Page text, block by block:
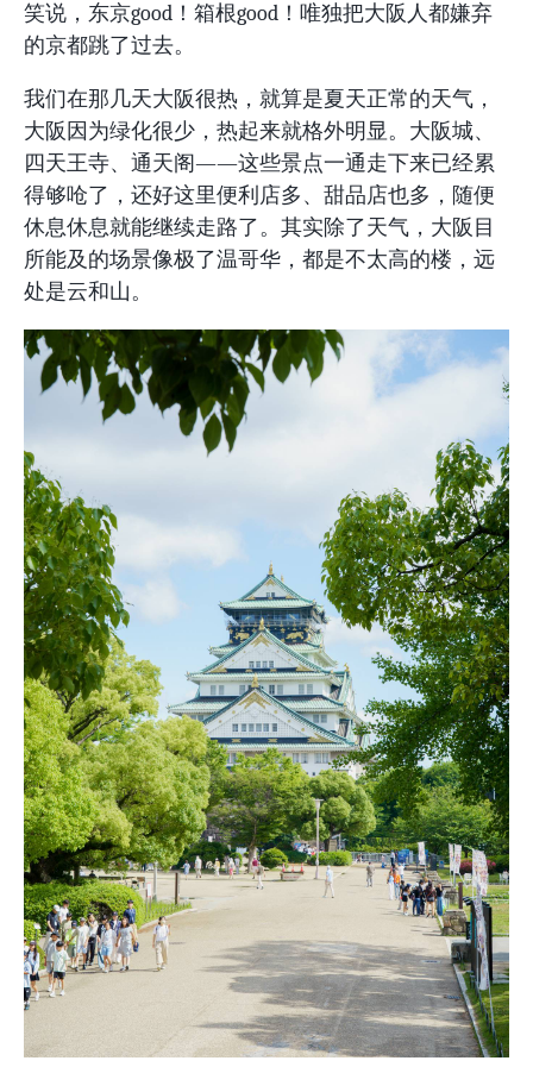
笑说，东京good！箱根good！唯独把大阪人都嫌弃
的京都跳了过去。
我们在那几天大阪很热，就算是夏天正常的天气，
大阪因为绿化很少，热起来就格外明显。大阪城、
四天王寺、通天阁——这些景点一通走下来已经累
得够呛了，还好这里便利店多、甜品店也多，随便
休息休息就能继续走路了。其实除了天气，大阪目
所能及的场景像极了温哥华，都是不太高的楼，远
处是云和山。